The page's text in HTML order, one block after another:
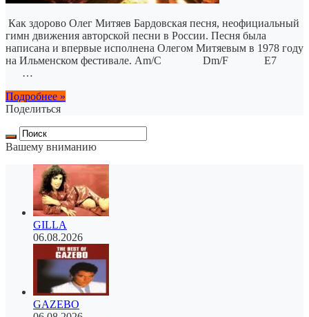
Как здорово Олег Митяев Бардовская песня, неофициальный
гимн движения авторской песни в России. Песня была
написана и впервые исполнена Олегом Митяевым в 1978 году
на Ильменском фестивале. Am/C Dm/F E7
…
Подробнее »
Поделиться
Вашему вниманию
GILLA
06.08.2026
GAZEBO